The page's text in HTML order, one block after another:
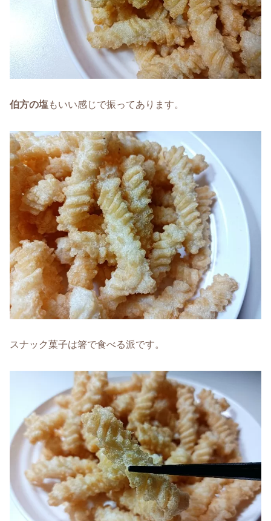
伯方の塩 もいい感じで振ってあります。
スナック菓子は箸で食べる派です。